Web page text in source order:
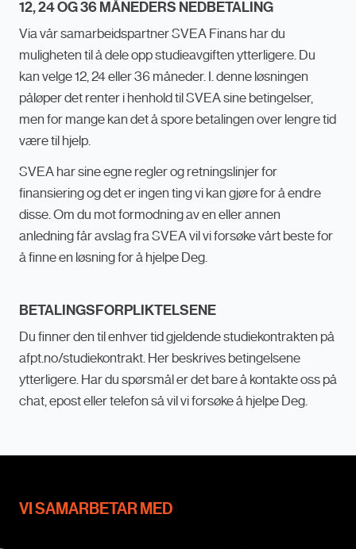
12, 24 OG 36 MÅNEDERS NEDBETALING
Via vår samarbeidspartner SVEA Finans har du
muligheten til å dele opp studieavgiften ytterligere. Du
kan velge 12, 24 eller 36 måneder. I. denne løsningen
påløper det renter i henhold til SVEA sine betingelser,
men for mange kan det å spore betalingen over lengre tid
være til hjelp.
SVEA har sine egne regler og retningslinjer for
finansiering og det er ingen ting vi kan gjøre for å endre
disse. Om du mot formodning av en eller annen
anledning får avslag fra SVEA vil vi forsøke vårt beste for
å finne en løsning for å hjelpe Deg.
BETALINGSFORPLIKTELSENE
Du finner den til enhver tid gjeldende studiekontrakten på
afpt.no/studiekontrakt. Her beskrives betingelsene
ytterligere. Har du spørsmål er det bare å kontakte oss på
chat, epost eller telefon så vil vi forsøke å hjelpe Deg.
VI SAMARBETAR MED